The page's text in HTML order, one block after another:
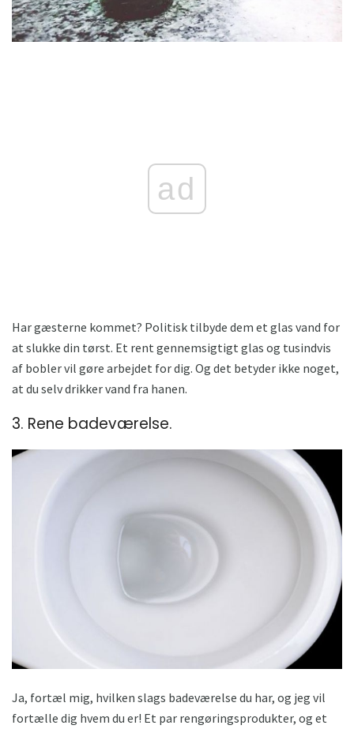
ad
Har gæsterne kommet? Politisk tilbyde dem et glas vand for
at slukke din tørst. Et rent gennemsigtigt glas og tusindvis
af bobler vil gøre arbejdet for dig. Og det betyder ikke noget,
at du selv drikker vand fra hanen.
3. Rene badeværelse.
Ja, fortæl mig, hvilken slags badeværelse du har, og jeg vil
fortælle dig hvem du er! Et par rengøringsprodukter, og et